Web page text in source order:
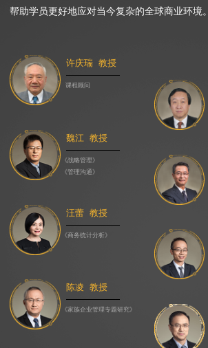
帮助学员更好地应对当今复杂的全球商业环境。
许庆瑞 教授
课程顾问
魏江 教授
《战略管理》
《管理沟通》
汪蕾 教授
《商务统计分析》
陈凌 教授
《家族企业管理专题研究》